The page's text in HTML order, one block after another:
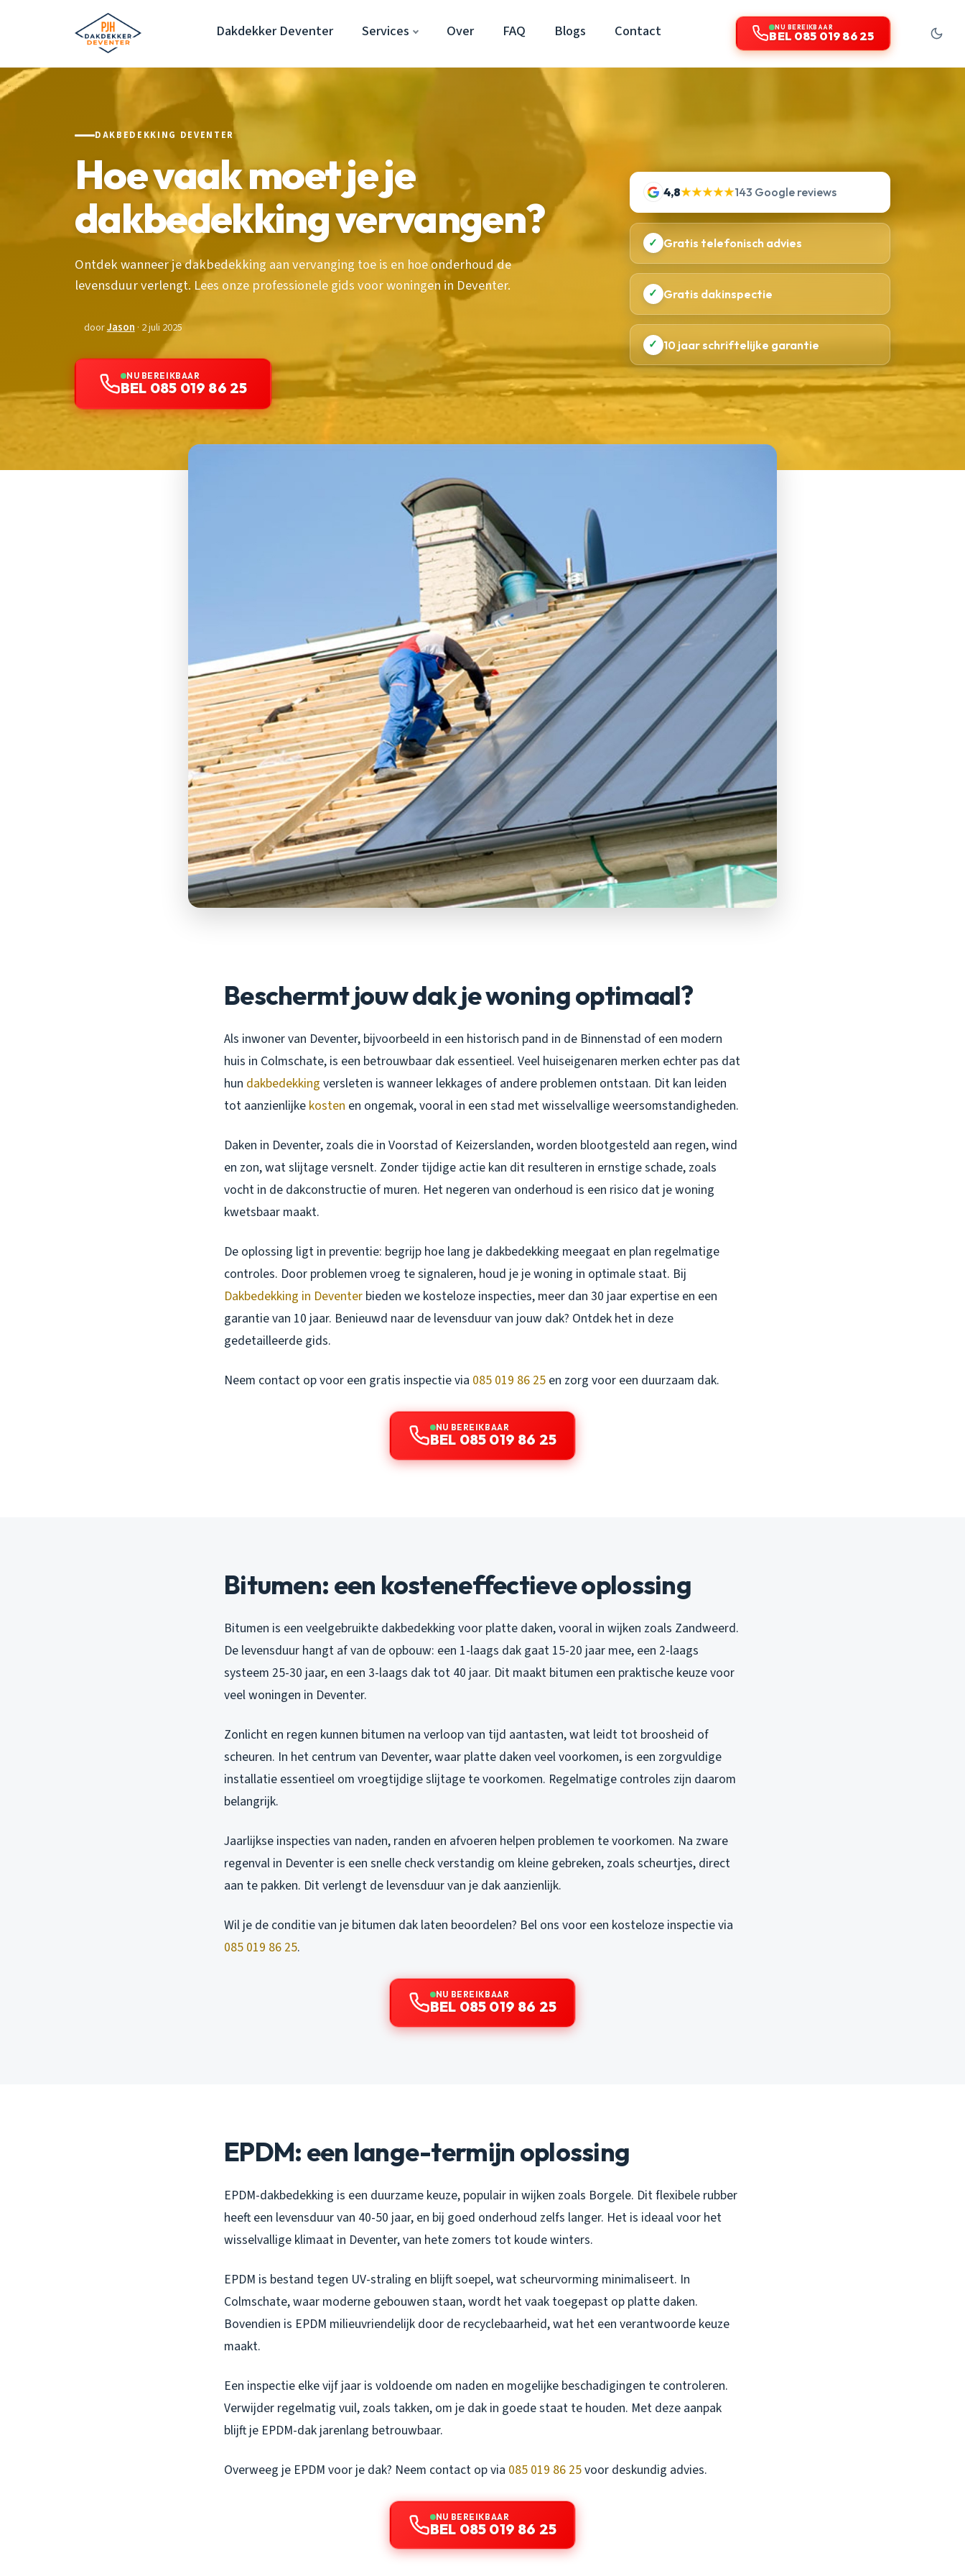
Dakdekker Deventer Services Over FAQ Blogs Contact NU BEREIKBAAR
BEL 085 019 86 25
DAKBEDEKKING DEVENTER
Hoe vaak moet je je
dakbedekking vervangen?
Ontdek wanneer je dakbedekking aan vervanging toe is en hoe onderhoud de
levensduur verlengt. Lees onze professionele gids voor woningen in Deventer.
doorJason · 2 juli 2025
NU BEREIKBAAR
BEL 085 019 86 25
4,8★★★★★143 Google reviews
✓ Gratis telefonisch advies
✓ Gratis dakinspectie
✓ 10 jaar schriftelijke garantie
Beschermt jouw dak je woning optimaal?
Als inwoner van Deventer, bijvoorbeeld in een historisch pand in de Binnenstad of een modern
huis in Colmschate, is een betrouwbaar dak essentieel. Veel huiseigenaren merken echter pas dat
hun dakbedekking versleten is wanneer lekkages of andere problemen ontstaan. Dit kan leiden
tot aanzienlijke kosten en ongemak, vooral in een stad met wisselvallige weersomstandigheden.
Daken in Deventer, zoals die in Voorstad of Keizerslanden, worden blootgesteld aan regen, wind
en zon, wat slijtage versnelt. Zonder tijdige actie kan dit resulteren in ernstige schade, zoals
vocht in de dakconstructie of muren. Het negeren van onderhoud is een risico dat je woning
kwetsbaar maakt.
De oplossing ligt in preventie: begrijp hoe lang je dakbedekking meegaat en plan regelmatige
controles. Door problemen vroeg te signaleren, houd je je woning in optimale staat. Bij
Dakbedekking in Deventer bieden we kosteloze inspecties, meer dan 30 jaar expertise en een
garantie van 10 jaar. Benieuwd naar de levensduur van jouw dak? Ontdek het in deze
gedetailleerde gids.
Neem contact op voor een gratis inspectie via 085 019 86 25 en zorg voor een duurzaam dak.
NU BEREIKBAAR
BEL 085 019 86 25
Bitumen: een kosteneffectieve oplossing
Bitumen is een veelgebruikte dakbedekking voor platte daken, vooral in wijken zoals Zandweerd.
De levensduur hangt af van de opbouw: een 1-laags dak gaat 15-20 jaar mee, een 2-laags
systeem 25-30 jaar, en een 3-laags dak tot 40 jaar. Dit maakt bitumen een praktische keuze voor
veel woningen in Deventer.
Zonlicht en regen kunnen bitumen na verloop van tijd aantasten, wat leidt tot broosheid of
scheuren. In het centrum van Deventer, waar platte daken veel voorkomen, is een zorgvuldige
installatie essentieel om vroegtijdige slijtage te voorkomen. Regelmatige controles zijn daarom
belangrijk.
Jaarlijkse inspecties van naden, randen en afvoeren helpen problemen te voorkomen. Na zware
regenval in Deventer is een snelle check verstandig om kleine gebreken, zoals scheurtjes, direct
aan te pakken. Dit verlengt de levensduur van je dak aanzienlijk.
Wil je de conditie van je bitumen dak laten beoordelen? Bel ons voor een kosteloze inspectie via
085 019 86 25.
NU BEREIKBAAR
BEL 085 019 86 25
EPDM: een lange-termijn oplossing
EPDM-dakbedekking is een duurzame keuze, populair in wijken zoals Borgele. Dit flexibele rubber
heeft een levensduur van 40-50 jaar, en bij goed onderhoud zelfs langer. Het is ideaal voor het
wisselvallige klimaat in Deventer, van hete zomers tot koude winters.
EPDM is bestand tegen UV-straling en blijft soepel, wat scheurvorming minimaliseert. In
Colmschate, waar moderne gebouwen staan, wordt het vaak toegepast op platte daken.
Bovendien is EPDM milieuvriendelijk door de recyclebaarheid, wat het een verantwoorde keuze
maakt.
Een inspectie elke vijf jaar is voldoende om naden en mogelijke beschadigingen te controleren.
Verwijder regelmatig vuil, zoals takken, om je dak in goede staat te houden. Met deze aanpak
blijft je EPDM-dak jarenlang betrouwbaar.
Overweeg je EPDM voor je dak? Neem contact op via 085 019 86 25voor deskundig advies.
NU BEREIKBAAR
BEL 085 019 86 25